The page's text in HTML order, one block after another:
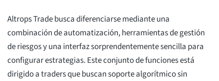
Altrops Trade busca diferenciarse mediante una
combinación de automatización, herramientas de gestión
de riesgos y una interfaz sorprendentemente sencilla para
configurar estrategias. Este conjunto de funciones está
dirigido a traders que buscan soporte algorítmico sin